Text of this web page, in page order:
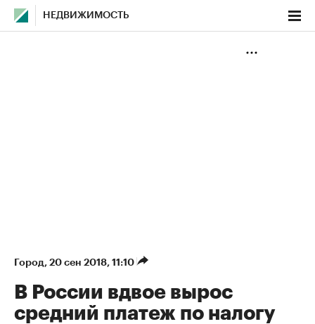
НЕДВИЖИМОСТЬ
Город⁠, 20 сен 2018, 11:10
В России вдвое вырос
средний платеж по налогу